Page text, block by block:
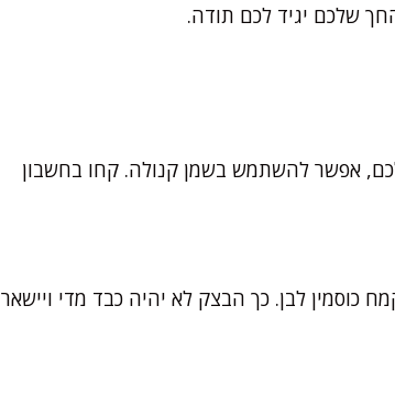
שלכם יגיד לכם תודה.
אפשר להשתמש בשמן קנולה. קחו בחשבון
לבן. כך הבצק לא יהיה כבד מדי ויישאר